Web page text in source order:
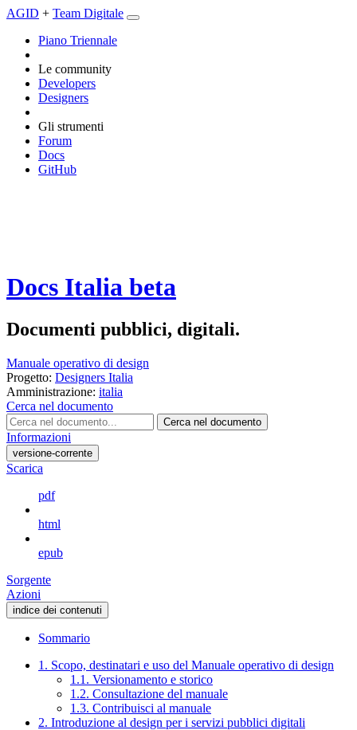
AGID + Team Digitale
Piano Triennale
Le community
Developers
Designers
Gli strumenti
Forum
Docs
GitHub
Docs Italia beta
Documenti pubblici, digitali.
Manuale operativo di design
Progetto: Designers Italia
Amministrazione: italia
Cerca nel documento
Cerca nel documento
Informazioni
versione-corrente
Scarica
pdf
html
epub
Sorgente
Azioni
indice dei contenuti
Sommario
1. Scopo, destinatari e uso del Manuale operativo di design
1.1. Versionamento e storico
1.2. Consultazione del manuale
1.3. Contribuisci al manuale
2. Introduzione al design per i servizi pubblici digitali